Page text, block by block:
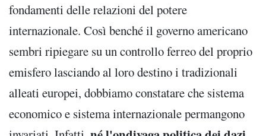
fondamenti delle relazioni del potere
internazionale. Così benché il governo americano
sembri ripiegare su un controllo ferreo del proprio
emisfero lasciando al loro destino i tradizionali
alleati europei, dobbiamo constatare che sistema
economico e sistema internazionale permangono